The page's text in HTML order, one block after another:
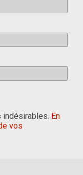
indésirables. En
vos